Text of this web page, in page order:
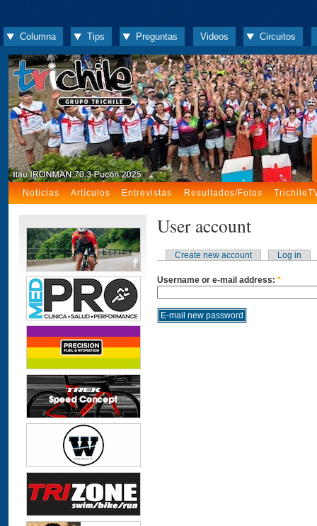
Columna Tips Preguntas Videos Circuitos
Noticias Artículos Entrevistas Resultados/Fotos
User account
Create new account Log in
Username or e-mail address: *